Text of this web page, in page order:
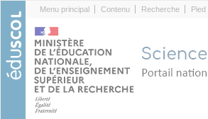
Menu principal Contenu Recherche Pied